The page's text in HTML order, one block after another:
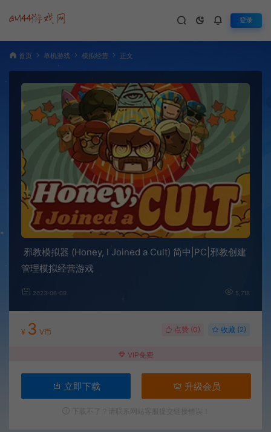
登录
首页 单机游戏 模拟经营 正文
邪教模拟器 (Honey, I Joined a Cult) 简中|PC|邪教创建
管理模拟经营游戏
2023-06-09 5,718
¥ 3 V币 点赞 (0) 收藏 (2)
VIP免费
立即下载 升级会员